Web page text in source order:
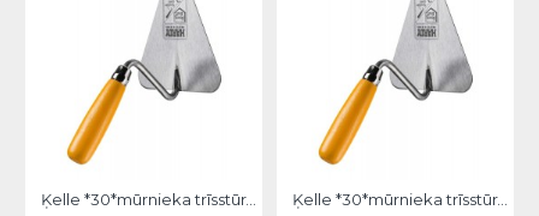
Ķelle *30*mūrnieka trīsstūra 18cm, Hardy Ķelle *30*mūrnieka trīsstūra 20cm, Hardy